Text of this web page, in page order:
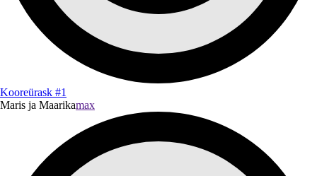
Kooreürask #1
Maris ja Maarikamax